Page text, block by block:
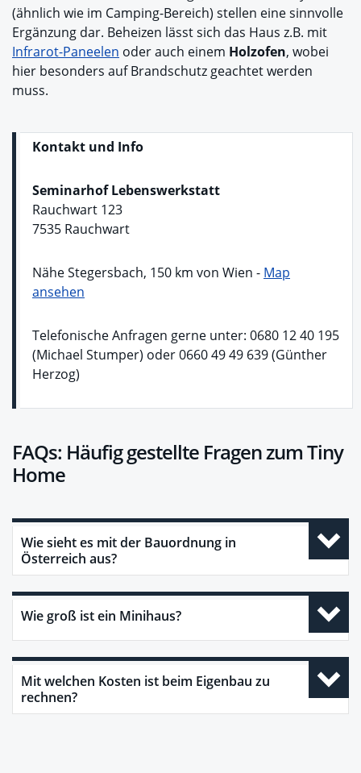
(ähnlich wie im Camping-Bereich) stellen eine sinnvolle
Ergänzung dar. Beheizen lässt sich das Haus z.B. mit
Infrarot-Paneelen oder auch einem Holzofen, wobei
hier besonders auf Brandschutz geachtet werden
muss.
Kontakt und Info
Seminarhof Lebenswerkstatt
Rauchwart 123
7535 Rauchwart
Nähe Stegersbach, 150 km von Wien - Map
ansehen
Telefonische Anfragen gerne unter: 0680 12 40 195
(Michael Stumper) oder 0660 49 49 639 (Günther
Herzog)
FAQs: Häufig gestellte Fragen zum Tiny
Home
Wie sieht es mit der Bauordnung in
Österreich aus?
Wie groß ist ein Minihaus?
Mit welchen Kosten ist beim Eigenbau zu
rechnen?